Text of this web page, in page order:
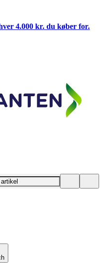
4.000 kr. du køber for.